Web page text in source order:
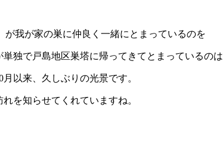
が我が家の巣に仲良く一緒にとまっているのを
独で戸島地区巣塔に帰ってきてとまっているのは
以来、久しぶりの光景です。
を知らせてくれていますね。